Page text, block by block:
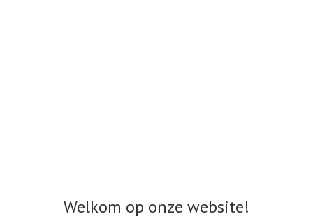
Welkom op onze website!